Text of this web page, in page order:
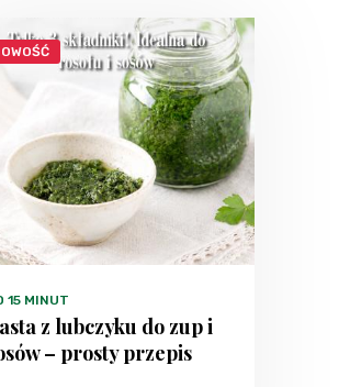
15 MINUT
z lubczyku do zup i
– prosty przepis